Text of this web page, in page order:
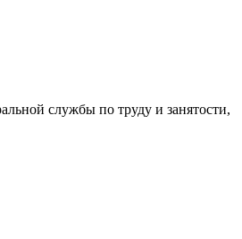
службы по труду и занятости,